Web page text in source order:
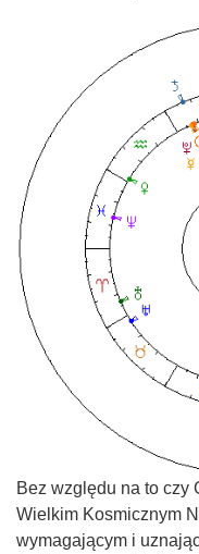
Bez względu na to czy
Wielkim Kosmicznym
wymagającym i